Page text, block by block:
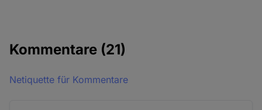
Kommentare (21)
Netiquette für Kommentare